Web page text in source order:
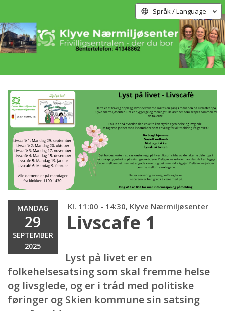
Språk / Language
MANDAG
29
SEPTEMBER
2025
Kl. 11:00 - 14:30, Klyve Nærmiljøsenter
Livscafe 1
Lyst på livet er en
folkehelsesatsing som skal fremme helse
og livsglede, og er i tråd med politiske
føringer og Skien kommune sin satsing